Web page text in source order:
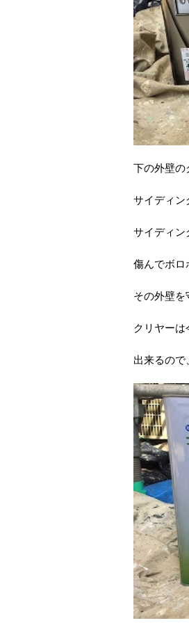
下の外壁の
サイディン
サイディン
傷んでボロ
その外壁を
クリヤーは
出来るので